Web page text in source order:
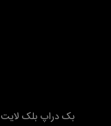
افزودن به سبد خریدبک دراپ بلک لایت